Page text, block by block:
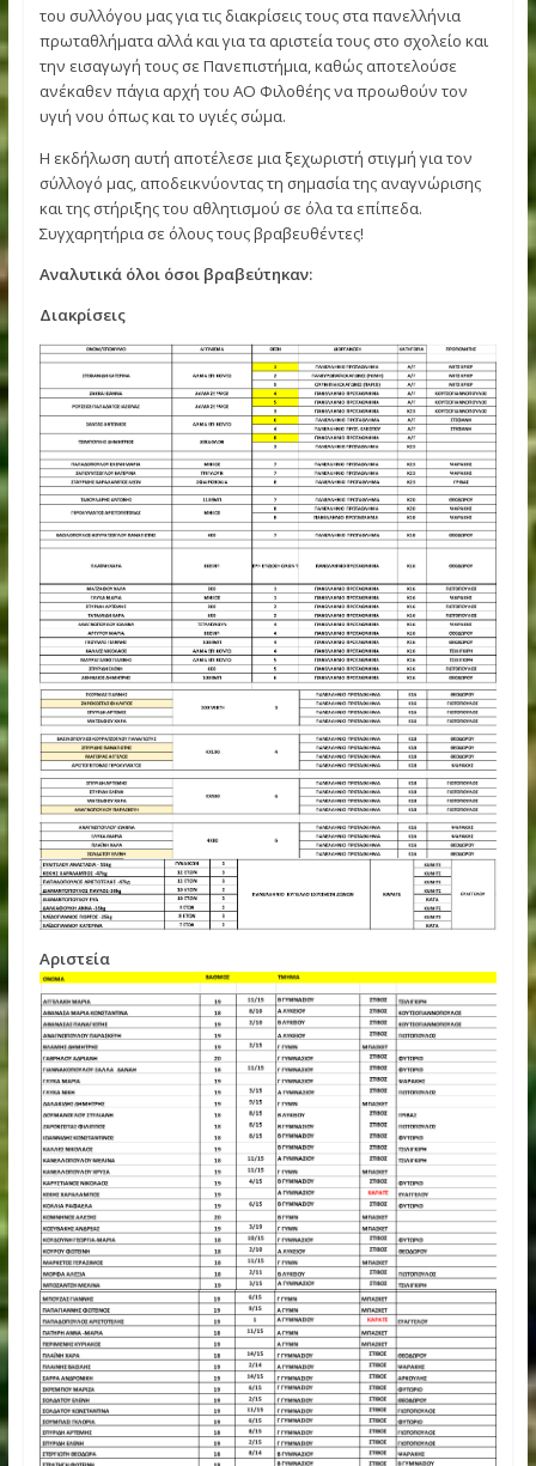
Ως αναγνώριση της προσφοράς τους στο άθλημα του
μπάσκετ, τιμήθηκαν παλαίμαχοι αθλητές του συλλόγου:
Λαλαούνης Κωνσταντίνος
Γιουβανέλλης Στράτος
Λάππας Κωνσταντίνος
Παράλληλα, βραβεύτηκαν και όλοι οι αθλητές και οι
του συλλόγου μας για τις διακρίσεις τους στα πανελλήνια
πρωταθλήματα αλλά και για τα αριστεία τους στο σχολείο
την εισαγωγή τους σε Πανεπιστήμια, καθώς αποτελούσε
ανέκαθεν πάγια αρχή του ΑΟ Φιλοθέης να προωθούν τον
υγιή νου όπως και το υγιές σώμα.
Η εκδήλωση αυτή αποτέλεσε μια ξεχωριστή στιγμή για τον
σύλλογό μας, αποδεικνύοντας τη σημασία της
και της στήριξης του αθλητισμού σε όλα τα επίπεδα.
Συγχαρητήρια σε όλους τους βραβευθέντες!
Αναλυτικά όλοι όσοι βραβεύτηκαν:
Διακρίσεις